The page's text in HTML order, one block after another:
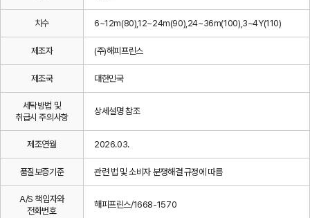
치수 6~12m(80),12~24m(90),24~36m(100),3~4Y(110)
제조자 (주)해피프린스
제조국 대한민국
세탁방법 및
취급시 주의사항
상세설명 참조
제조연월 2026.03.
품질보증기준 관련 법 및 소비자 분쟁해결 규정에 따름
A/S 책임자와
전화번호
해피프린스/1668-1570